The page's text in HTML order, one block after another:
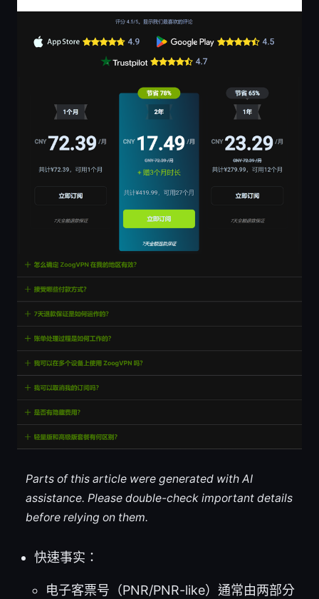
Parts of this article were generated with AI
assistance. Please double-check important details
before relying on them.
快速事实：
电子客票号（PNR/PNR-like）通常由两部分